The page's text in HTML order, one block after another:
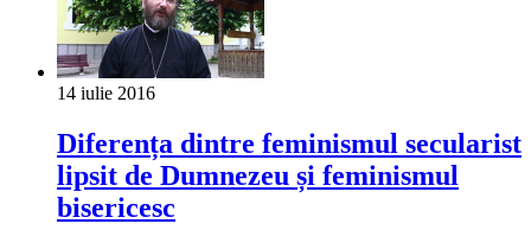
14 iulie 2016
Diferența dintre feminismul secularist
lipsit de Dumnezeu și feminismul
bisericesc